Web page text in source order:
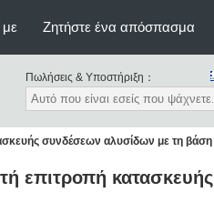
Ζητήστε ένα απόσπασμα
Πωλήσεις & Υποστήριξη：
συνδέσεων αλυσίδων με τη βάση
επιτροπή κατασκευής